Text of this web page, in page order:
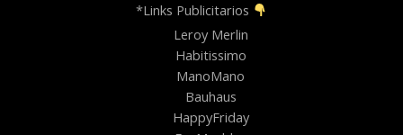
*Links Publicitarios
Leroy Merlin
Habitissimo
ManoMano
Bauhaus
HappyFriday